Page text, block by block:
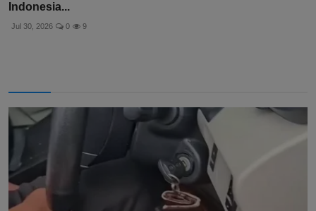
Indonesia...
Jul 30, 2026 0 9